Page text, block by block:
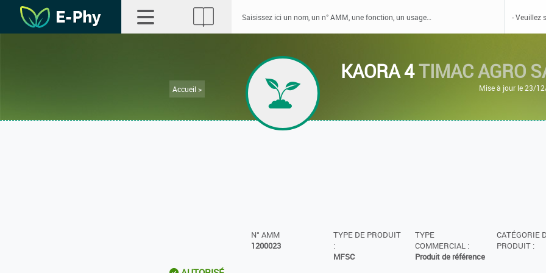
Accueil >
KAORA 4TIMAC AGRO
Mise à jour le 23/
N° AMM
1200023
TYPE DE PRODUIT
:
MFSC
TYPE
COMMERCIAL :
Produit de référence
CATÉGORIE
PRODUIT :